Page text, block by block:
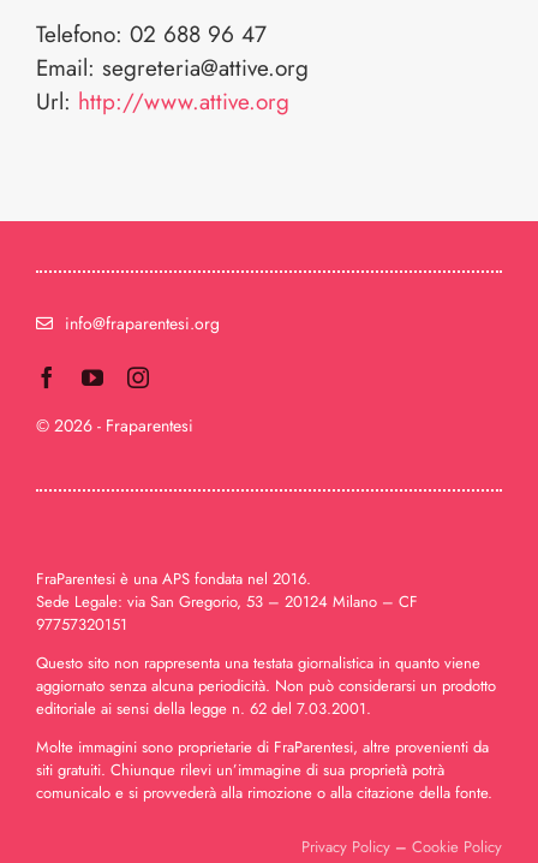
Telefono: 02 688 96 47
Email: segreteria@attive.org
Url: http://www.attive.org
info@fraparentesi.org
© 2026 - Fraparentesi
FraParentesi è una APS fondata nel 2016.
Sede Legale: via San Gregorio, 53 – 20124 Milano – CF
97757320151
Questo sito non rappresenta una testata giornalistica in quanto viene
aggiornato senza alcuna periodicità. Non può considerarsi un prodotto
editoriale ai sensi della legge n. 62 del 7.03.2001.
Molte immagini sono proprietarie di FraParentesi, altre provenienti da
siti gratuiti. Chiunque rilevi un’immagine di sua proprietà potrà
comunicalo e si provvederà alla rimozione o alla citazione della fonte.
Privacy Policy –Cookie Policy